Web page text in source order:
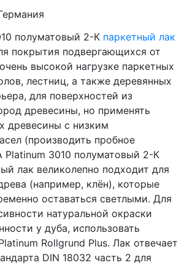
полуматовый 2-К паркетный лак
покрытия подвергающихся от
высокой нагрузке паркетных
лестниц, а также деревянных
для поверхностей из
древесины, но применять
древесины с низким
(производить пробное
Platinum 3010 полуматовый 2-К
лак великолепно подходит для
(например, клён), которые
оставаться светлыми. Для
натуральной окраски
у дуба, использовать
Rollgrund Plus. Лак отвечает
DIN 18032 часть 2 для